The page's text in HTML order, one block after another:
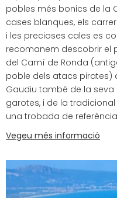
pobles més bonics de la
cases blanques, els
i les precioses cales es
recomanem descobrir el
del Camí de Ronda
poble dels atacs pirates)
Gaudiu també de la
garotes, i de la
una trobada de
Vegeu més informació